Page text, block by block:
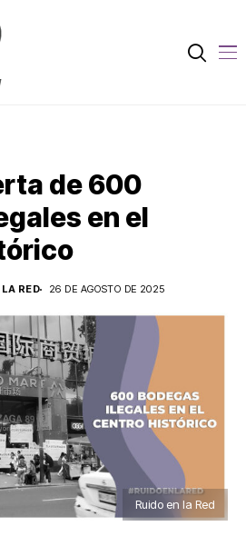
de 600
en el
RED
26 DE AGOSTO DE 2025
Ruido en la Red